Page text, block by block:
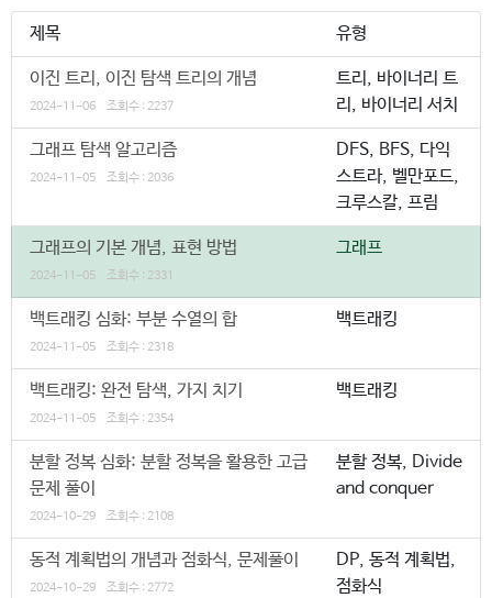
제목 유형
이진 트리, 이진 탐색 트리의 개념
2024-11-06 조회수 : 2237
트리, 바이너리 트
리, 바이너리 서치
그래프 탐색 알고리즘
2024-11-05 조회수 : 2036
DFS, BFS, 다익
스트라, 벨만포드,
크루스칼, 프림
그래프의 기본 개념, 표현 방법
2024-11-05 조회수 : 2331
그래프
백트래킹 심화: 부분 수열의 합
2024-11-05 조회수 : 2318
백트래킹
백트래킹: 완전 탐색, 가지 치기
2024-11-05 조회수 : 2354
백트래킹
분할 정복 심화: 분할 정복을 활용한 고급
문제 풀이
2024-10-29 조회수 : 2108
분할 정복, Divide
and conquer
동적 계획법의 개념과 점화식, 문제풀이
2024-10-29 조회수 : 2772
DP, 동적 계획법,
점화식